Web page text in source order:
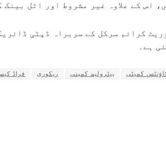
اس کے علاوہ غیر مشروط اور اٹل
کرائم سرکل کے سربراہ ڈپٹی
ہے۔
کمیٹی پیٹرولیم کمپنی ریکوری فراڈ